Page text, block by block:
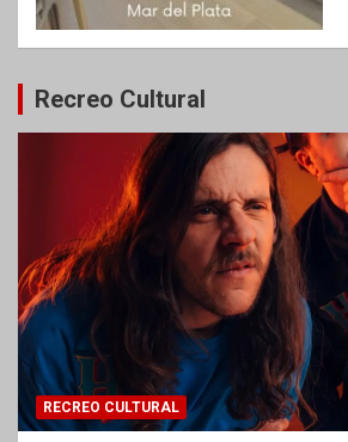
Recreo Cultural
RECREO CULTURAL